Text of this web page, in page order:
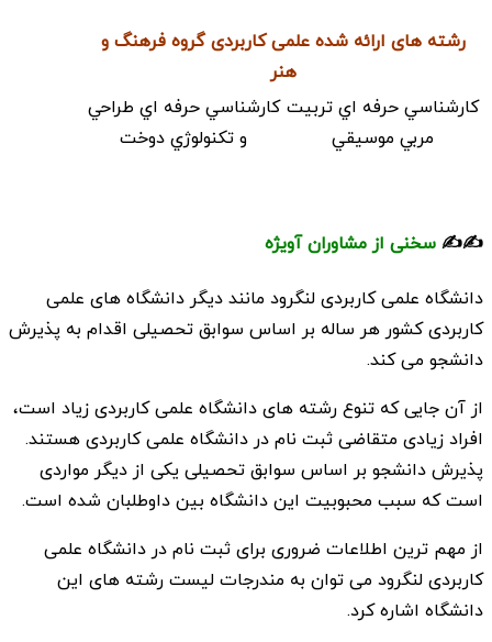
رشته های ارائه شده علمی کاربردی گروه فرهنگ و
هنر
كارشناسي حرفه اي تربيت
مربي موسيقي
كارشناسي حرفه اي طراحي
و تكنولوژي دوخت
✍️✍️سخنی از مشاوران آویژه
دانشگاه علمی کاربردی لنگرود مانند دیگر دانشگاه های علمی
کاربردی کشور هر ساله بر اساس سوابق تحصیلی اقدام به پذیرش
دانشجو می کند.
از آن جایی که تنوع رشته های دانشگاه علمی کاربردی زیاد است،
افراد زیادی متقاضی ثبت نام در دانشگاه علمی کاربردی هستند.
پذیرش دانشجو بر اساس سوابق تحصیلی یکی از دیگر مواردی
است که سبب محبوبیت این دانشگاه بین داوطلبان شده است.
از مهم ترین اطلاعات ضروری برای ثبت نام در دانشگاه علمی
کاربردی لنگرود می توان به مندرجات لیست رشته های این
دانشگاه اشاره کرد.